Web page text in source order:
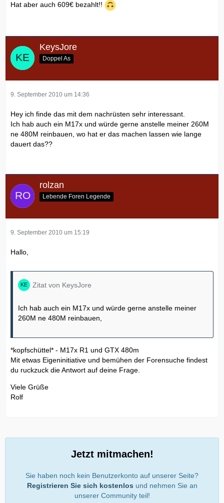
Hat aber auch 609€ bezahlt!!
KeysJore
Doppel As
9. September 2010 um 14:36
Hey ich finde das mit dem nachrüsten sehr interessant.
Ich hab auch ein M17x und würde gerne anstelle meiner 260M
ne 480M reinbauen, wo hat er das machen lassen wie lange
dauert das??
rolzan
Lebende Foren Legende
9. September 2010 um 15:19
Hallo,
Zitat von KeysJore
Ich hab auch ein M17x und würde gerne anstelle meiner
260M ne 480M reinbauen,
*kopfschüttel* - M17x R1 und GTX 480m
Mit etwas Eigeninitiative und bemühen der Forensuche findest
du ruckzuck die Antwort auf deine Frage.
Viele Grüße
Rolf
Jetzt mitmachen!
Sie haben noch kein Benutzerkonto auf unserer Seite?
Registrieren Sie sich kostenlos und nehmen Sie an
unserer Community teil!